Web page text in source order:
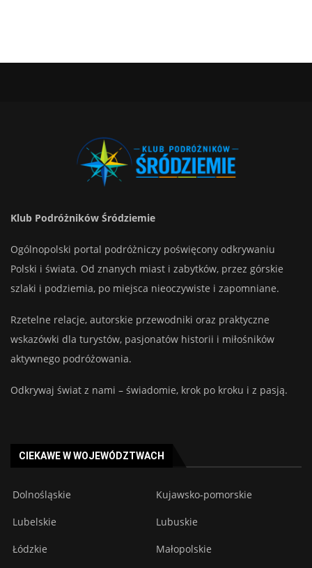
Klub Podróżników Śródziemie
Ogólnopolski portal podróżniczy poświęcony odkrywaniu
Polski i świata. Od znanych miast i zabytków, przez górskie
szlaki i podziemia, po miejsca nieoczywiste i zapomniane.
Rzetelne relacje, autorskie przewodniki oraz praktyczne
wskazówki dla turystów, pasjonatów historii i miłośników
aktywnego podróżowania.
Odkrywaj świat z nami – świadomie, krok po kroku i z pasją.
CIEKAWE W WOJEWÓDZTWACH
Dolnośląskie Kujawsko-pomorskie
Lubelskie Lubuskie
Łódzkie Małopolskie